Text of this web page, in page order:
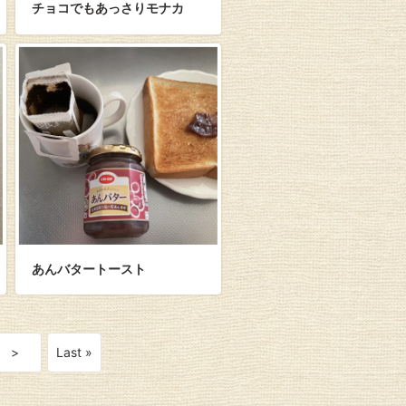
チョコでもあっさりモナカ
あんバタートースト
> Last »